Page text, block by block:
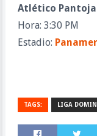
Atlético Pantoja
Hora: 3:30 PM
Estadio:
TAGS: LIGA